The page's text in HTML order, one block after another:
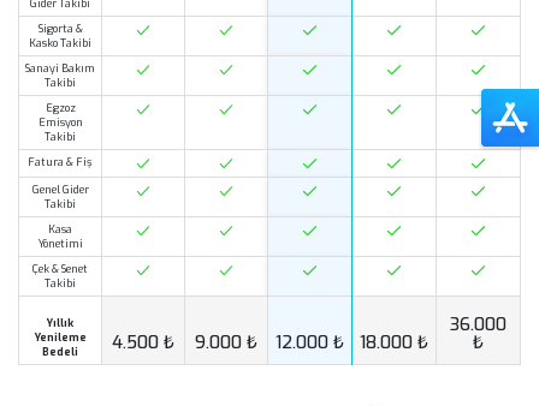
Tanımlama
Excel'den
Data Aktarım
İsteğe Göre
Geliştirme
1 Adet 2 Adet 3
Ek Modül
Geliştirme
Modüller
Üzerinde
Değişiklik
Sefer Emri